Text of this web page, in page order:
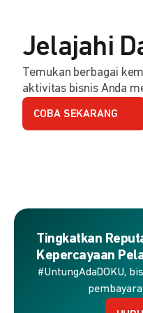
Jelajahi
Temukan berbagai
aktivitas bisnis Anda
COBA SEKARANG
Tingkatkan
Kepercayaan
#UntungAdaDOKU,